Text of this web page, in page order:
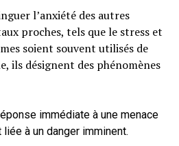
l’anxiété des autres
proches, tels que le stress et
soient souvent utilisés de
ils désignent des phénomènes
immédiate à une menace
à un danger imminent.